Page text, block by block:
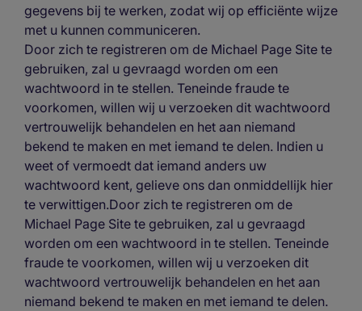
gegevens bij te werken, zodat wij op efficiënte wijze
met u kunnen communiceren.
Door zich te registreren om de Michael Page Site te
gebruiken, zal u gevraagd worden om een
wachtwoord in te stellen. Teneinde fraude te
voorkomen, willen wij u verzoeken dit wachtwoord
vertrouwelijk behandelen en het aan niemand
bekend te maken en met iemand te delen. Indien u
weet of vermoedt dat iemand anders uw
wachtwoord kent, gelieve ons dan onmiddellijk hier
te verwittigen.Door zich te registreren om de
Michael Page Site te gebruiken, zal u gevraagd
worden om een wachtwoord in te stellen. Teneinde
fraude te voorkomen, willen wij u verzoeken dit
wachtwoord vertrouwelijk behandelen en het aan
niemand bekend te maken en met iemand te delen.